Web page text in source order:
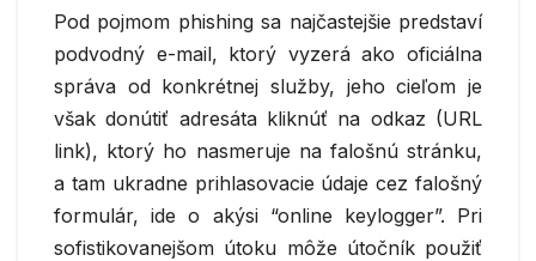
Pod pojmom phishing sa najčastejšie predstaví
podvodný e-mail, ktorý vyzerá ako oficiálna
správa od konkrétnej služby, jeho cieľom je
však donútiť adresáta kliknúť na odkaz (URL
link), ktorý ho nasmeruje na falošnú stránku,
a tam ukradne prihlasovacie údaje cez falošný
formulár, ide o akýsi “online keylogger”. Pri
sofistikovanejšom útoku môže útočník použiť